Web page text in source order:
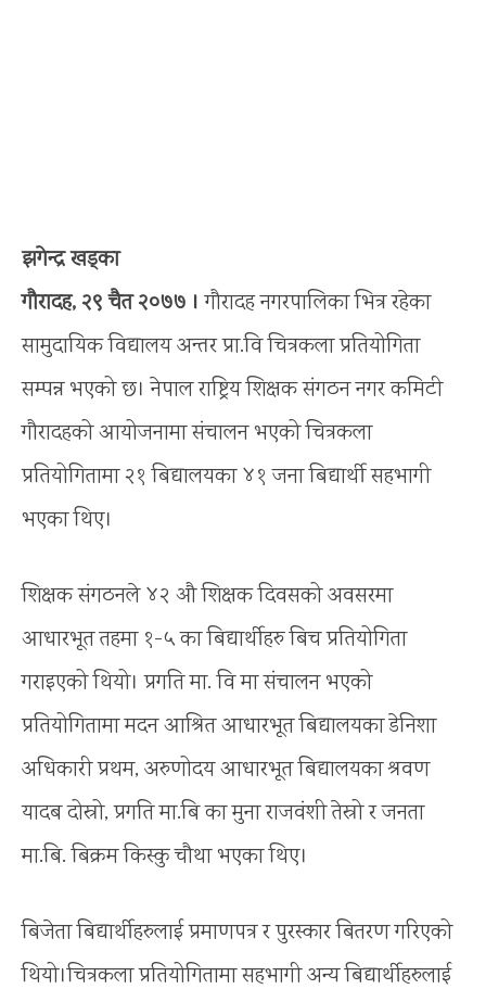
झगेन्द्र खड्का
गौरादह, २९ चैत २०७७ । गौरादह नगरपालिका भित्र रहेका
सामुदायिक विद्यालय अन्तर प्रा.वि चित्रकला प्रतियोगिता
सम्पन्न भएको छ। नेपाल राष्ट्रिय शिक्षक संगठन नगर कमिटी
गौरादहको आयोजनामा संचालन भएको चित्रकला
प्रतियोगितामा २१ बिद्यालयका ४१ जना बिद्यार्थी सहभागी
भएका थिए।
शिक्षक संगठनले ४२ औ शिक्षक दिवसको अवसरमा
आधारभूत तहमा १-५ का बिद्यार्थीहरु बिच प्रतियोगिता
गराइएको थियो। प्रगति मा. वि मा संचालन भएको
प्रतियोगितामा मदन आश्रित आधारभूत बिद्यालयका डेनिशा
अधिकारी प्रथम, अरुणोदय आधारभूत बिद्यालयका श्रवण
यादब दोस्रो, प्रगति मा.बि का मुना राजवंशी तेस्रो र जनता
मा.बि. बिक्रम किस्कु चौथा भएका थिए।
बिजेता बिद्यार्थीहरुलाई प्रमाणपत्र र पुरस्कार बितरण गरिएको
थियो।चित्रकला प्रतियोगितामा सहभागी अन्य बिद्यार्थीहरुलाई